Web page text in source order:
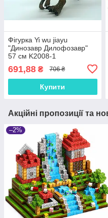
Фігурка Yi wu jiayu
"Динозавр Дилофозавр"
57 см K2008-1
691,88 ₴ 706 ₴
Купити
Акційні пропозиції та
–2%